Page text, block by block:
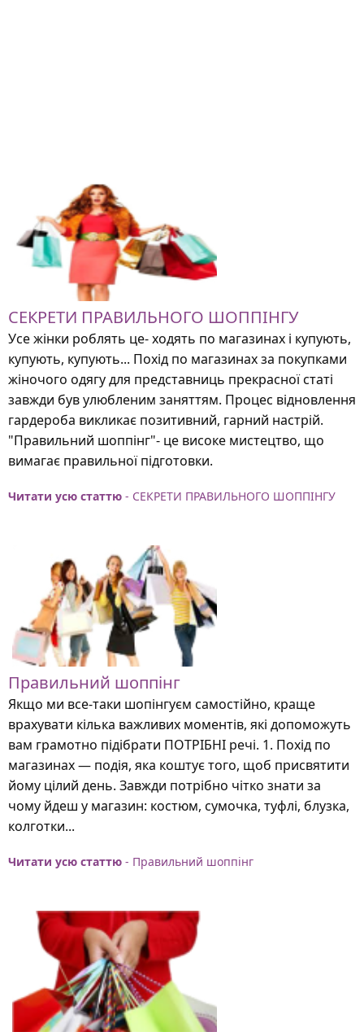
СЕКРЕТИ ПРАВИЛЬНОГО ШОППІНГУ
Усе жінки роблять це- ходять по магазинах і купують,
купують, купують... Похід по магазинах за покупками
жіночого одягу для представниць прекрасної статі
завжди був улюбленим заняттям. Процес відновлення
гардероба викликає позитивний, гарний настрій.
"Правильний шоппінг"- це високе мистецтво, що
вимагає правильної підготовки.
Читати усю статтю - СЕКРЕТИ ПРАВИЛЬНОГО ШОППІНГУ
Правильний шоппінг
Якщо ми все-таки шопінгуєм самостійно, краще
врахувати кілька важливих моментів, які допоможуть
вам грамотно підібрати ПОТРІБНІ речі. 1. Похід по
магазинах — подія, яка коштує того, щоб присвятити
йому цілий день. Завжди потрібно чітко знати за
чому йдеш у магазин: костюм, сумочка, туфлі, блузка,
колготки...
Читати усю статтю - Правильний шоппінг